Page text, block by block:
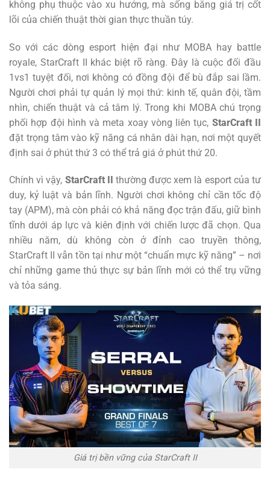
không phụ thuộc vào xu hướng, mà sống bằng giá trị cốt
lõi của chiến thuật thời gian thực thuần túy.
So với các dòng esport hiện đại như MOBA hay battle
royale, StarCraft II khác biệt rõ ràng. Đây là cuộc đối đầu
1vs1 tuyệt đối, nơi không có đồng đội để bù đắp sai lầm.
Người chơi phải tự quản lý mọi thứ: kinh tế, quân đội, tầm
nhìn, chiến thuật và cả tâm lý. Trong khi MOBA chú trọng
phối hợp đội hình và meta xoay vòng liên tục, StarCraft II
đặt trọng tâm vào kỹ năng cá nhân dài hạn, nơi một quyết
định sai ở phút thứ 3 có thể trả giá ở phút thứ 20.
Chính vì vậy, StarCraft II
thường được xem là esport của tư
duy, kỷ luật và bản lĩnh. Người chơi không chỉ cần tốc độ
tay (APM), mà còn phải có khả năng đọc trận đấu, giữ bình
tĩnh dưới áp lực và kiên định với chiến lược đã chọn. Qua
nhiều năm, dù không còn ở đỉnh cao truyền thông,
StarCraft II vẫn tồn tại như một “chuẩn mực kỹ năng” – nơi
chỉ những game thủ thực sự bản lĩnh mới có thể trụ vững
và tỏa sáng.
Giá trị bền vững của StarCraft II